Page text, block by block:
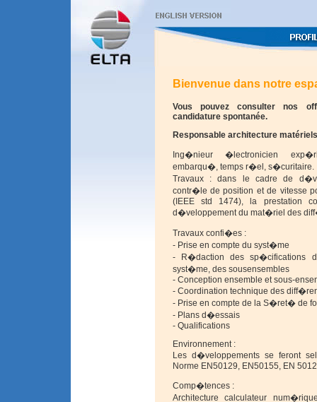
Bienvenue dans notre
Vous pouvez consulter nos
candidature spontanée.
Responsable architecture
Ing�nieur �lectronicien
embarqu�, temps r�el, s�curitaire.
Travaux : dans le cadre de
contr�le de position et de vitesse
(IEEE std 1474), la prestation
d�veloppement du mat�riel des
Travaux confi�es :
- Prise en compte du syst�me
- R�daction des sp�cifications
syst�me, des sousensembles
- Conception ensemble et sous-
- Coordination technique des
- Prise en compte de la S�ret� de
- Plans d�essais
- Qualifications
Environnement :
Les d�veloppements se feront
Norme EN50129, EN50155, EN
Comp�tences :
Architecture calculateur